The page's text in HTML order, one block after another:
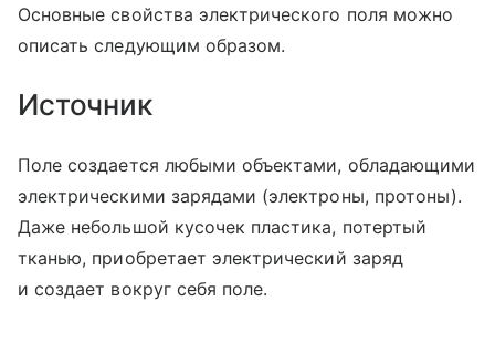
Основные свойства электрического поля можно
описать следующим образом.
Источник
Поле создается любыми объектами, обладающими
электрическими зарядами (электроны, протоны).
Даже небольшой кусочек пластика, потертый
тканью, приобретает электрический заряд
и создает вокруг себя поле.